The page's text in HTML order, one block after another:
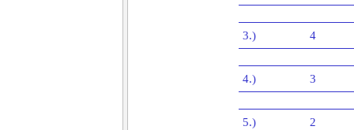
3.) 4
4.) 3
5.) 2